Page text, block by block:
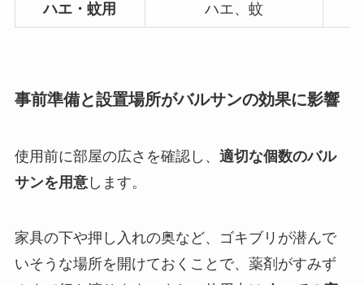
ハエ・蚊用 ハエ、蚊
事前準備と設置場所がバルサンの効果に影響
使用前に部屋の広さを確認し、 適切な個数のバル
サンを用意します。
家具の下や押し入れの奥など、ゴキブリが潜んで
いそうな場所を開けておくことで、薬剤がすみず